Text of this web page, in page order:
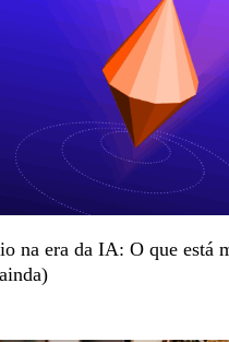
na era da IA: O que está